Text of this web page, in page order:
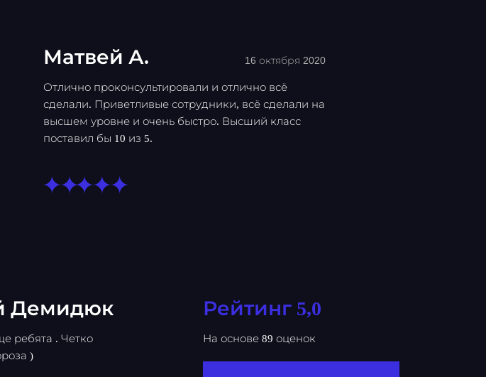
Матвей А. 16 октября 2020
Отлично проконсультировали и отлично всё
сделали. Приветливые сотрудники, всё сделали на
высшем уровне и очень быстро. Высший класс
поставил бы 10 из 5.
Демидюк
ребята . Четко
)
Рейтинг 5,0
На основе 89 оценок